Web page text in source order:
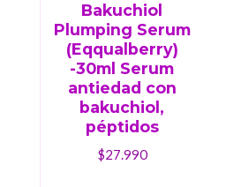
Bakuchiol
Plumping Serum
(Eqqualberry)
-30ml Serum
antiedad con
bakuchiol,
péptidos
$27.990